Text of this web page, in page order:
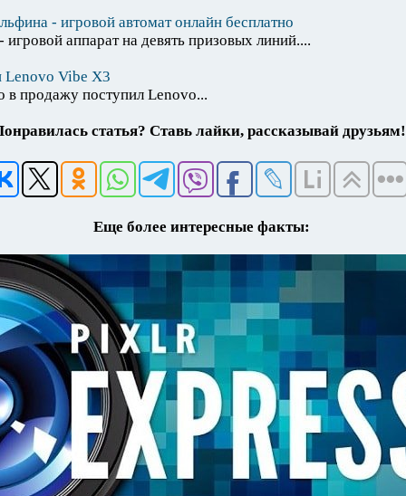
- игровой автомат онлайн бесплатно
аппарат на девять призовых линий....
Vibe X3
в продажу поступил Lenovo...
статья? Ставь лайки, рассказывай друзьям!
Еще более интересные факты: